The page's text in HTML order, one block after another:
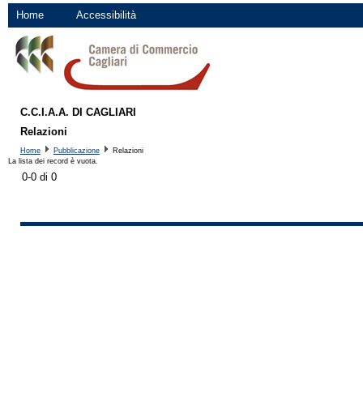
Home Accessibilità
C.C.I.A.A. DI CAGLIARI
Relazioni
Home Pubblicazione
Relazioni
La lista dei record è vuota.
0-0 di 0